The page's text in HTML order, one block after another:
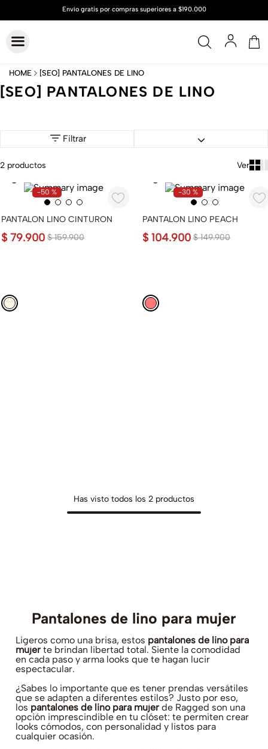
[SEO] PANTALONES DE LINO
[SEO] PANTALONES DE LINO
Filtrar
2 productos
-50 %
PANTALON LINO CINTURON
$ 159.900
$ 79.900
-30 %
PANTALON LINO PEACH
$ 149.900
$ 104.900
Has visto todos los 2 productos
Pantalones de lino para mujer
Ligeros como una brisa, estos pantalones de lino para
mujer te brindan libertad total. Siente la comodidad
en cada paso y arma looks que te hagan lucir
espectacular.
¿Sabes lo importante que es tener prendas versátiles
que se adapten a diferentes estilos? Justo por eso,
los pantalones de lino para mujer de Ragged son una
opción imprescindible en tu clóset: te permiten crear
looks cómodos, con personalidad y listos para
cualquier ocasión.